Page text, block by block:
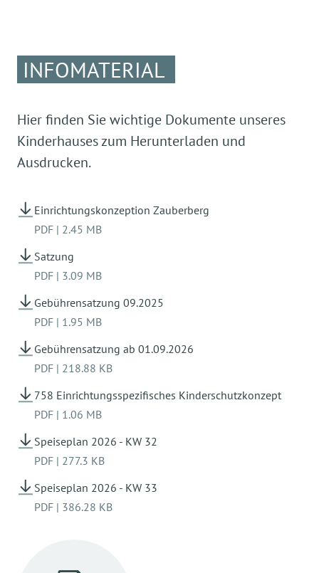
INFOMATERIAL
Hier finden Sie wichtige Dokumente unseres
Kinderhauses zum Herunterladen und
Ausdrucken.
Einrichtungskonzeption Zauberberg
PDF | 2.45 MB
Satzung
PDF | 3.09 MB
Gebührensatzung 09.2025
PDF | 1.95 MB
Gebührensatzung ab 01.09.2026
PDF | 218.88 KB
758 Einrichtungsspezifisches Kinderschutzkonzept
PDF | 1.06 MB
Speiseplan 2026 - KW 32
PDF | 277.3 KB
Speiseplan 2026 - KW 33
PDF | 386.28 KB